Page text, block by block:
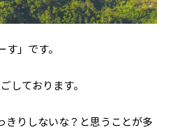
」です。
しております。
きりしないな？と思うことが多